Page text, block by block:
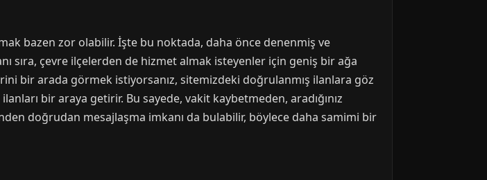
bazen zor olabilir. İşte bu noktada, daha önce denenmiş ve
sıra, çevre ilçelerden de hizmet almak isteyenler için geniş bir ağa
bir arada görmek istiyorsanız, sitemizdeki doğrulanmış ilanlara göz
bir araya getirir. Bu sayede, vakit kaybetmeden, aradığınız
doğrudan mesajlaşma imkanı da bulabilir, böylece daha samimi bir